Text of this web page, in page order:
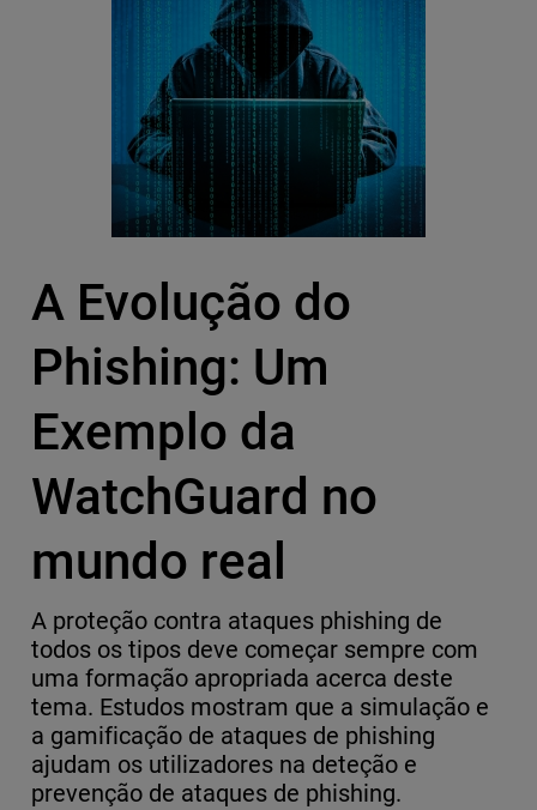
A Evolução do
Phishing: Um
Exemplo da
WatchGuard no
mundo real
A proteção contra ataques phishing de
todos os tipos deve começar sempre com
uma formação apropriada acerca deste
tema. Estudos mostram que a simulação e
a gamificação de ataques de phishing
ajudam os utilizadores na deteção e
prevenção de ataques de phishing.